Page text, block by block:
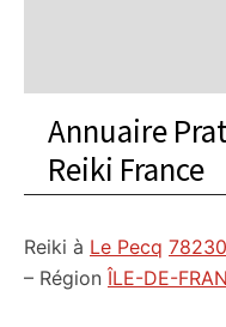
Annuaire
Reiki France
Reiki à Le Pecq 78230
– Région ÎLE-DE-